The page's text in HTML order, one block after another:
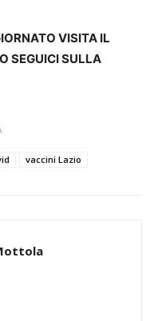
VISITA IL
O SEGUICI SULLA
vaccini Lazio